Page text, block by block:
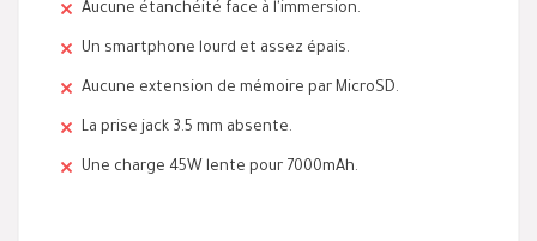
Aucune étanchéité face à l'immersion.
Un smartphone lourd et assez épais.
Aucune extension de mémoire par MicroSD.
La prise jack 3.5 mm absente.
Une charge 45W lente pour 7000mAh.